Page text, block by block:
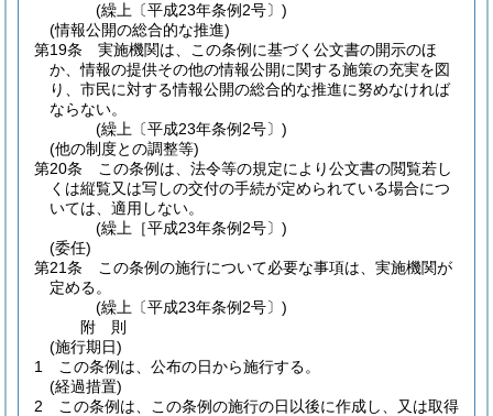
(繰上〔平成23年条例2号〕)
(情報公開の総合的な推進)
第19条
実施機関は、この条例に基づく公文書の開示のほ
か、情報の提供その他の情報公開に関する施策の充実を図
り、市民に対する情報公開の総合的な推進に努めなければ
ならない。
(繰上〔平成23年条例2号〕)
(他の制度との調整等)
第20条
この条例は、法令等の規定により公文書の閲覧若し
くは縦覧又は写しの交付の手続が定められている場合につ
いては、適用しない。
(繰上［平成23年条例2号〕)
(委任)
第21条
この条例の施行について必要な事項は、実施機関が
定める。
(繰上〔平成23年条例2号〕)
附 則
(施行期日)
1
この条例は、公布の日から施行する。
(経過措置)
2
この条例は、この条例の施行の日以後に作成し、又は取得